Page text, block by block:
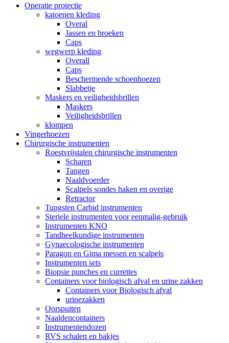
Operatie protectie
katoenen kleding
Overal
Jassen en broeken
Caps
wegwerp kleding
Overall
Caps
Beschermende schoenhoezen
Slabbetje
Maskers en veiligheidsbrillen
Maskers
Veiligheidsbrillen
klompen
Vingerhoezen
Chirurgische instrumenten
Roestvrijstalen chirurgische instrumenten
Scharen
Tangen
Naaldvoerder
Scalpels sondes haken en overige
Retractor
Tungsten Carbid instrumenten
Steriele instrumenten voor eenmalig-gebruik
Instrumenten KNO
Tandheelkundige instrumenten
Gynaecologische instrumenten
Paragon en Gima messen en scalpels
Instrumenten sets
Biopsie punches en currettes
Containers voor biologisch afval en urine zakken
Containers voor Biologisch afval
urinezakken
Oorspuiten
Naaldencontainers
Instrumentendozen
RVS schalen en bakjes